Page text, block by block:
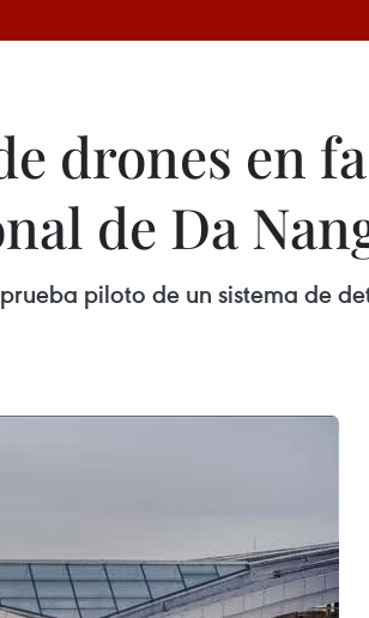
drones en
de Da
piloto de un sistema de